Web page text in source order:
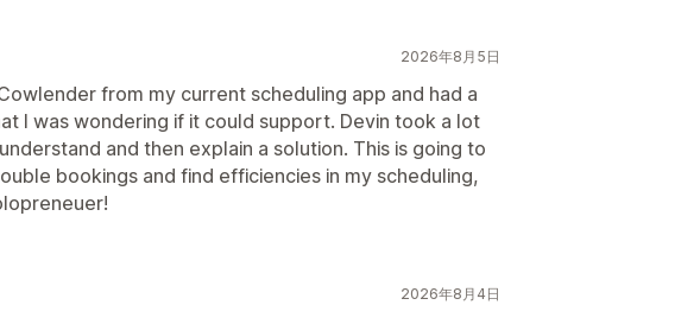
2026年8月5日
from my current scheduling app and had a
I was wondering if it could support. Devin took a lot
and then explain a solution. This is going to
bookings and find efficiencies in my scheduling,
2026年8月4日